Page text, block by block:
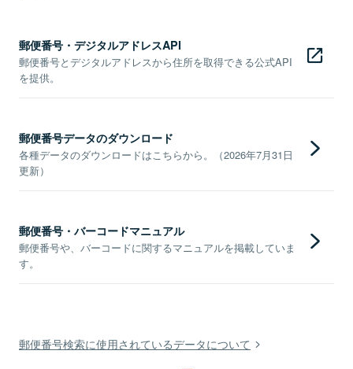
郵便番号・デジタルアドレスAPI
郵便番号とデジタルアドレスから住所を取得できる公式API
を提供。
郵便番号データのダウンロード
各種データのダウンロードはこちらから。（2026年7月31日
更新）
郵便番号・バーコードマニュアル
郵便番号や、バーコードに関するマニュアルを掲載していま
す。
郵便番号検索に使用されているデータについて